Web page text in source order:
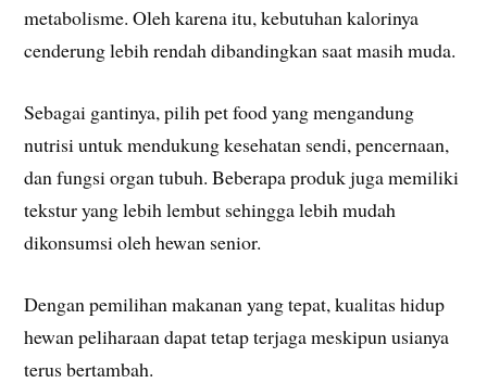
metabolisme. Oleh karena itu, kebutuhan kalorinya
cenderung lebih rendah dibandingkan saat masih muda.
Sebagai gantinya, pilih pet food yang mengandung
nutrisi untuk mendukung kesehatan sendi, pencernaan,
dan fungsi organ tubuh. Beberapa produk juga memiliki
tekstur yang lebih lembut sehingga lebih mudah
dikonsumsi oleh hewan senior.
Dengan pemilihan makanan yang tepat, kualitas hidup
hewan peliharaan dapat tetap terjaga meskipun usianya
terus bertambah.